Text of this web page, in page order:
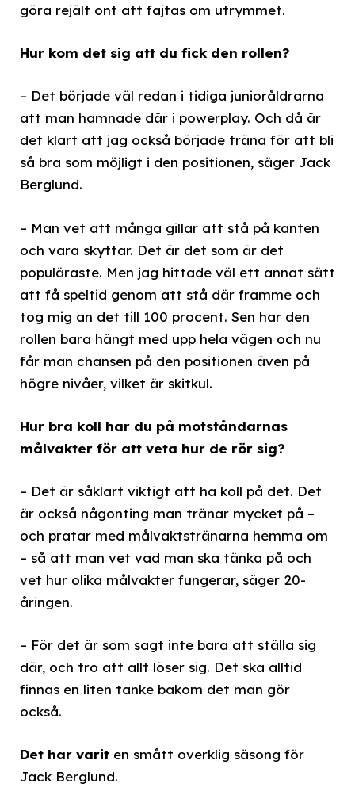
göra rejält ont att fajtas om utrymmet.
Hur kom det sig att du fick den rollen?
– Det började väl redan i tidiga junioråldrarna
att man hamnade där i powerplay. Och då är
det klart att jag också började träna för att bli
så bra som möjligt i den positionen, säger Jack
Berglund.
– Man vet att många gillar att stå på kanten
och vara skyttar. Det är det som är det
populäraste. Men jag hittade väl ett annat sätt
att få speltid genom att stå där framme och
tog mig an det till 100 procent. Sen har den
rollen bara hängt med upp hela vägen och nu
får man chansen på den positionen även på
högre nivåer, vilket är skitkul.
Hur bra koll har du på motståndarnas
målvakter för att veta hur de rör sig?
– Det är såklart viktigt att ha koll på det. Det
är också någonting man tränar mycket på –
och pratar med målvaktstränarna hemma om
– så att man vet vad man ska tänka på och
vet hur olika målvakter fungerar, säger 20-
åringen.
– För det är som sagt inte bara att ställa sig
där, och tro att allt löser sig. Det ska alltid
finnas en liten tanke bakom det man gör
också.
Det har varit en smått overklig säsong för
Jack Berglund.